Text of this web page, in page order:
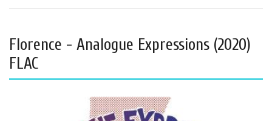
Florence - Analogue Expressions (2020)
FLAC